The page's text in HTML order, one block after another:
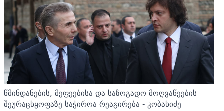
წმინდანების, მეფეებისა და საზოგადო მოღვაწეების
შეურაცხყოფაზე საჭიროა რეაგირება - კობახიძე